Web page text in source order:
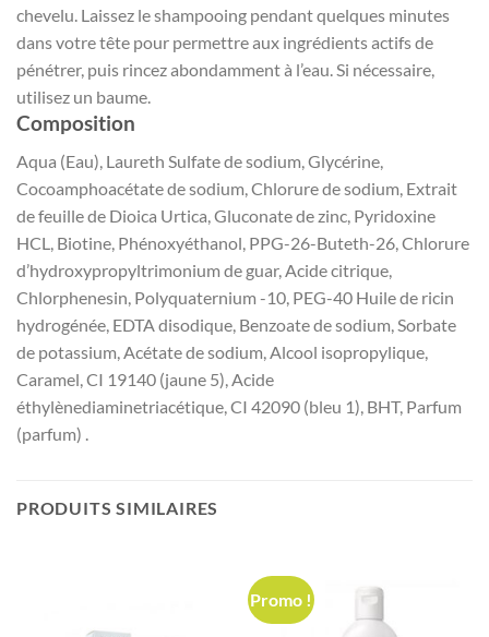
chevelu. Laissez le shampooing pendant quelques minutes
dans votre tête pour permettre aux ingrédients actifs de
pénétrer, puis rincez abondamment à l’eau.Si nécessaire,
utilisez un baume.
Composition
Aqua (Eau), Laureth Sulfate de sodium, Glycérine,
Cocoamphoacétate de sodium, Chlorure de sodium, Extrait
de feuille de Dioica Urtica, Gluconate de zinc, Pyridoxine
HCL, Biotine, Phénoxyéthanol, PPG-26-Buteth-26, Chlorure
d’hydroxypropyltrimonium de guar, Acide citrique,
Chlorphenesin, Polyquaternium -10, PEG-40 Huile de ricin
hydrogénée, EDTA disodique, Benzoate de sodium, Sorbate
de potassium, Acétate de sodium, Alcool isopropylique,
Caramel, CI 19140 (jaune 5), Acide
éthylènediaminetriacétique, CI 42090 (bleu 1), BHT, Parfum
(parfum) .
PRODUITS SIMILAIRES
Promo !